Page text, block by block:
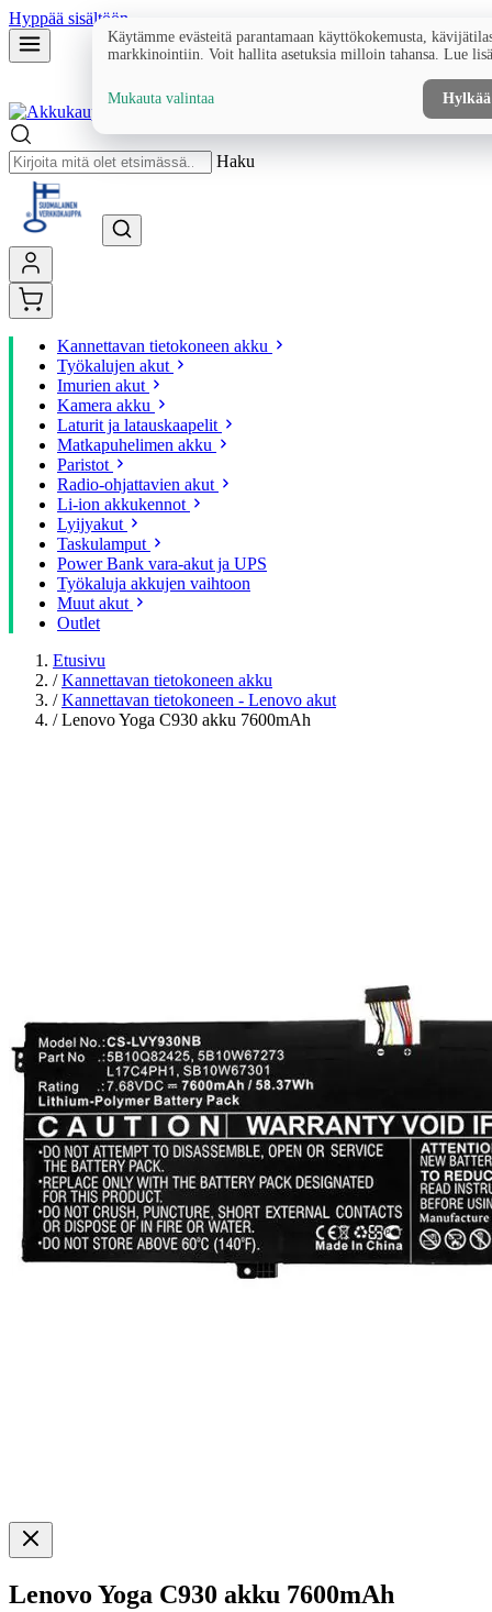
Hyppää sisältöön
Haku
Kannettavan tietokoneen akku
Työkalujen akut
Imurien akut
Kamera akku
Laturit ja latauskaapelit
Matkapuhelimen akku
Paristot
Radio-ohjattavien akut
Li-ion akkukennot
Lyijyakut
Taskulamput
Power Bank vara-akut ja UPS
Työkaluja akkujen vaihtoon
Muut akut
Outlet
Etusivu
/ Kannettavan tietokoneen akku
/ Kannettavan tietokoneen - Lenovo akut
/ Lenovo Yoga C930 akku 7600mAh
Lenovo Yoga C930 akku 7600mAh
Käytämme evästeitä parantamaan käyttökokemusta,
markkinointiin. Voit hallita asetuksia milloin tahansa. Lue
Mukauta valintaa Hylkää